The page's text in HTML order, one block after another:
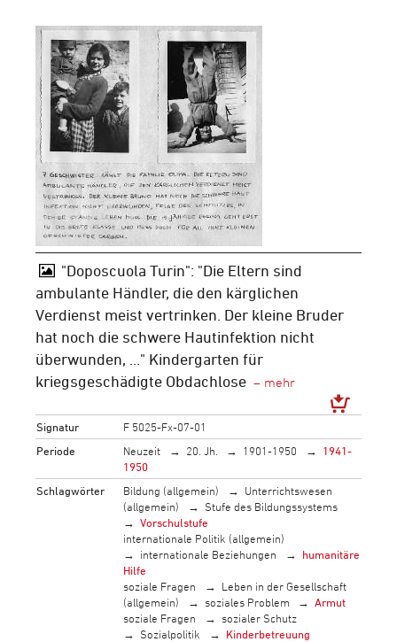
"Doposcuola Turin": "Die Eltern sind
ambulante Händler, die den kärglichen
Verdienst meist vertrinken. Der kleine Bruder
hat noch die schwere Hautinfektion nicht
überwunden, ..." Kindergarten für
kriegsgeschädigte Obdachlose
Signatur
F 5025-Fx-07-01
Periode
Neuzeit 20. Jh. 1901-1950
1941-
1950
Schlagwörter
Bildung (allgemein)
Unterrichtswesen
(allgemein)
Stufe des Bildungssystems
Vorschulstufe
internationale Politik (allgemein)
internationale Beziehungen
humanitäre
Hilfe
soziale Fragen
Leben in der Gesellschaft
(allgemein)
soziales Problem
Armut
soziale Fragen
sozialer Schutz
Sozialpolitik
Kinderbetreuung